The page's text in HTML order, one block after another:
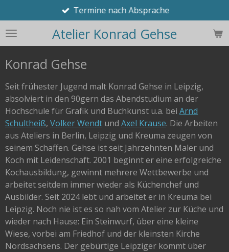
Hauptinhalt
springen
Atelier Konrad Gehse
Termine nach Absprache
Konrad Gehse
Seit frühester Jugend malt Konrad Gehse in Leipzig,
absolviert in den 90gern das Abendstudium an der
Hochschule für Grafik und Buchkunst u.a. bei Arnd
Schultheiß, Volker Wendt und Axel Krause. Die Arbeiten
aus Ateliers in Berlin, Leipzig und Kreuma zeugen von
seinem Schaffen. Gehse ist seit Jahrzehnten Maler und
Koch mit Leidenschaft. 2001 beginnt er eine erfolgreiche
Kochausbildung, gewinnt mehrere Wettbewerbe und
arbeitet seitdem immer wieder als Küchenchef und
Ausbilder. Seit 2024 lebt und arbeitet er in Kreuma bei
Leipzig. Noch nie ist es so nah vom Atelier zur Küche und
wieder nach Hause: Ein Steinwurf, über eine kleine
Wiese, vorbei am Friedhof und der kleinsten Kirche
Nordsachsens. Der gebürtige Leipziger kommt über